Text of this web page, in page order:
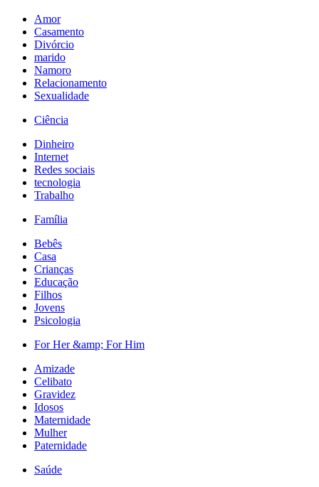
Amor
Casamento
Divórcio
marido
Namoro
Relacionamento
Sexualidade
Ciência
Dinheiro
Internet
Redes sociais
tecnologia
Trabalho
Família
Bebês
Casa
Crianças
Educação
Filhos
Jovens
Psicologia
For Her &amp; For Him
Amizade
Celibato
Gravidez
Idosos
Maternidade
Mulher
Paternidade
Saúde